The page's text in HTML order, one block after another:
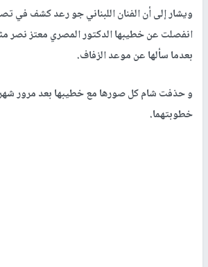
ويشار إلى أن الفنان اللبناني جو رعد كشف في
انفصلت عن خطيبها الدكتور المصري معتز نصر
بعدما سألها عن موعد الزفاف.
و حذفت شام كل صورها مع خطيبها بعد مرور
خطوبتهما.